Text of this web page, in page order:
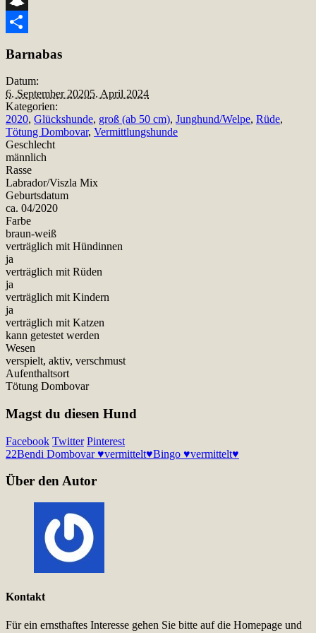
Snapchat
Barnabas
Datum:
6. September 20205. April 2024
Kategorien:
2020, Glückshunde, groß (ab 50 cm), Junghund/Welpe, Rüde,
Tötung Dombovar, Vermittlungshunde
Geschlecht
männlich
Rasse
Labrador/Viszla Mix
Geburtsdatum
ca. 04/2020
Farbe
braun-weiß
verträglich mit Hündinnen
ja
verträglich mit Rüden
ja
verträglich mit Kindern
ja
verträglich mit Katzen
kann getestet werden
Wesen
verspielt, aktiv, verschmust
Aufenthaltsort
Tötung Dombovar
Magst du diesen Hund
Facebook Twitter Pinterest
22Bendi Dombovar ♥vermittelt♥Bingo ♥vermittelt♥
Über den Autor
Kontakt
Für ein ernsthaftes Interesse gehen Sie bitte auf die Homepage und